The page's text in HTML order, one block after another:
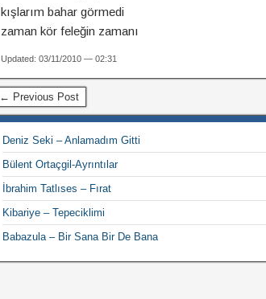
kışlarım bahar görmedi
zaman kör feleğin zamanı
Updated: 03/11/2010 — 02:31
← Previous Post
Deniz Seki – Anlamadım Gitti
Bülent Ortaçgil-Ayrıntılar
İbrahim Tatlıses – Fırat
Kibariye – Tepeciklimi
Babazula – Bir Sana Bir De Bana